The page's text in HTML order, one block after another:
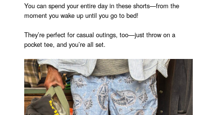
You can spend your entire day in these shorts—from the
moment you wake up until you go to bed!
They’re perfect for casual outings, too—just throw on a
pocket tee, and you’re all set.